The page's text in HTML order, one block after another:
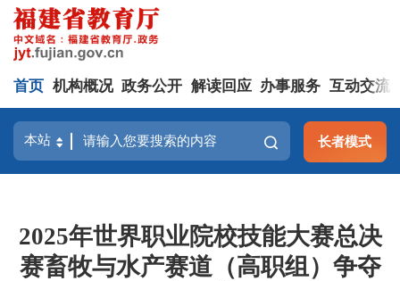
首页 机构概况 政务公开 解读回应 办事服务 互动交流
长者模式
2025年世界职业院校技能大赛总决
赛畜牧与水产赛道（高职组）争夺